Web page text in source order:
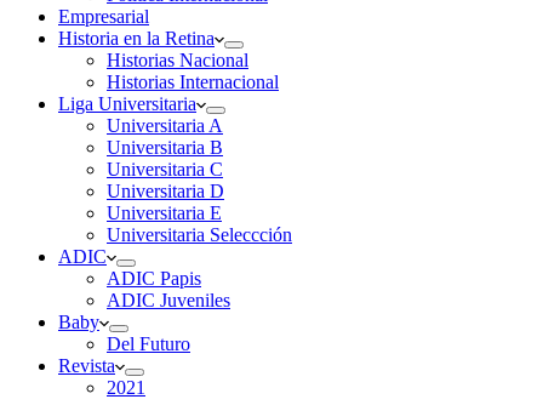
Empresarial
Historia en la Retina
Historias Nacional
Historias Internacional
Liga Universitaria
Universitaria A
Universitaria B
Universitaria C
Universitaria D
Universitaria E
Universitaria Seleccción
ADIC
ADIC Papis
ADIC Juveniles
Baby
Del Futuro
Revista
2021